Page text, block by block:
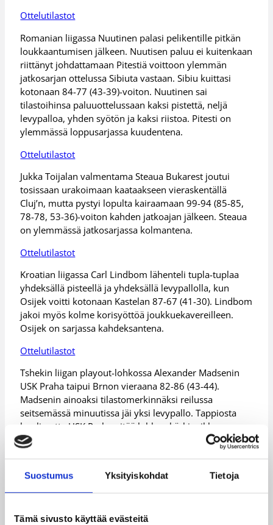
Suostumus Yksityiskohdat Tietoja
Tämä sivusto käyttää evästeitä
Ottelutilastot
Romanian liigassa Nuutinen palasi pelikentille pitkän
loukkaantumisen jälkeen. Nuutisen paluu ei kuitenkaan
riittänyt johdattamaan Pitestiä voittoon ylemmän
jatkosarjan ottelussa Sibiuta vastaan. Sibiu kuittasi
kotonaan 84-77 (43-39)-voiton. Nuutinen sai
tilastoihinsa paluuottelussaan kaksi pistettä, neljä
levypalloa, yhden syötön ja kaksi riistoa. Pitesti on
ylemmässä loppusarjassa kuudentena.
Ottelutilastot
Jukka Toijalan valmentama Steaua Bukarest joutui
tosissaan urakoimaan kaataakseen vieraskentällä
Cluj’n, mutta pystyi lopulta kairaamaan 99-94 (85-85,
78-78, 53-36)-voiton kahden jatkoajan jälkeen. Steaua
on ylemmässä jatkosarjassa kolmantena.
Ottelutilastot
Kroatian liigassa Carl Lindbom lähenteli tupla-tuplaa
yhdeksällä pisteellä ja yhdeksällä levypallolla, kun
Osijek voitti kotonaan Kastelan 87-67 (41-30). Lindbom
jakoi myös kolme korisyöttöä joukkuekavereilleen.
Osijek on sarjassa kahdeksantena.
Ottelutilastot
Tshekin liigan playout-lohkossa Alexander Madsenin
USK Praha taipui Brnon vieraana 82-86 (43-44).
Madsenin ainoaksi tilastomerkinnäksi reilussa
seitsemässä minuutissa jäi yksi levypallo. Tappiosta
huolimatta USK Praha pitää lohkon kärkipaikkaa.
Ottelutilastot
Israelin liigassa Gerald Lee Junior ei ollut Maccabi
Ashdodin kokoonpanossa, kun se voitti vieraskentällä